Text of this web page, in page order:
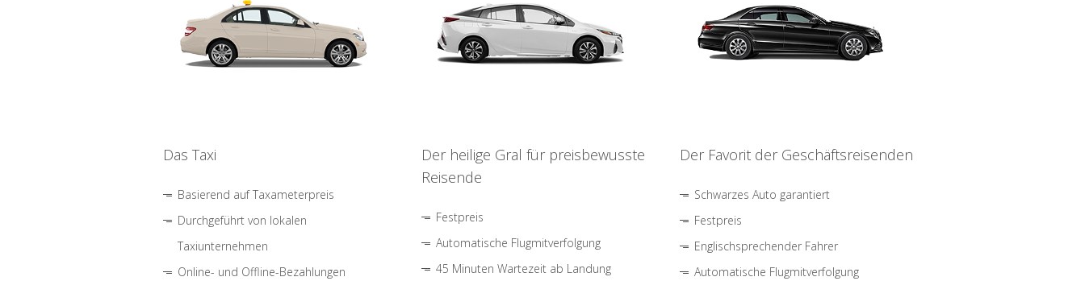
Das Taxi
Basierend auf Taxameterpreis
Durchgeführt von lokalen
Taxiunternehmen
Online- und Offline-Bezahlungen
Der heilige Gral für preisbewusste
Reisende
Festpreis
Automatische Flugmitverfolgung
45 Minuten Wartezeit ab Landung
Der Favorit der Geschäftsreisenden
Schwarzes Auto garantiert
Festpreis
Englischsprechender Fahrer
Automatische Flugmitverfolgung